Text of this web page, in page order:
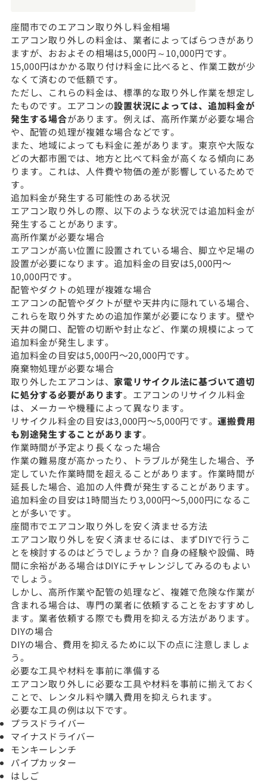
座間市でのエアコン取り外し料金相場
エアコン取り外しの料金は、業者によってばらつきがあり
ますが、おおよその相場は5,000円～10,000円です。
15,000円はかかる取り付け料金に比べると、作業工数が少
なくて済むので低額です。
ただし、これらの料金は、標準的な取り外し作業を想定し
たものです。エアコンの設置状況によっては、追加料金が
発生する場合があります。例えば、高所作業が必要な場合
や、配管の処理が複雑な場合などです。
また、地域によっても料金に差があります。東京や大阪な
どの大都市圏では、地方と比べて料金が高くなる傾向にあ
ります。これは、人件費や物価の差が影響しているためで
す。
追加料金が発生する可能性のある状況
エアコン取り外しの際、以下のような状況では追加料金が
発生することがあります。
高所作業が必要な場合
エアコンが高い位置に設置されている場合、脚立や足場の
設置が必要になります。追加料金の目安は5,000円〜
10,000円です。
配管やダクトの処理が複雑な場合
エアコンの配管やダクトが壁や天井内に隠れている場合、
これらを取り外すための追加作業が必要になります。壁や
天井の開口、配管の切断や封止など、作業の規模によって
追加料金が発生します。
追加料金の目安は5,000円〜20,000円です。
廃棄物処理が必要な場合
取り外したエアコンは、 家電リサイクル法に基づいて適切
に処分する必要があります。エアコンのリサイクル料金
は、メーカーや機種によって異なります。
リサイクル料金の目安は3,000円〜5,000円です。運搬費用
も別途発生することがあります。
作業時間が予定より長くなった場合
作業の難易度が高かったり、トラブルが発生した場合、予
定していた作業時間を超えることがあります。作業時間が
延長した場合、追加の人件費が発生することがあります。
追加料金の目安は1時間当たり3,000円〜5,000円になるこ
とが多いです。
座間市でエアコン取り外しを安く済ませる方法
エアコン取り外しを安く済ませるには、まずDIYで行うこ
とを検討するのはどうでしょうか？自身の経験や設備、時
間に余裕がある場合はDIYにチャレンジしてみるのもよい
でしょう。
しかし、高所作業や配管の処理など、複雑で危険な作業が
含まれる場合は、専門の業者に依頼することをおすすめし
ます。業者依頼する際でも費用を抑える方法があります。
DIYの場合
DIYの場合、費用を抑えるために以下の点に注意しましょ
う。
必要な工具や材料を事前に準備する
エアコン取り外しに必要な工具や材料を事前に揃えておく
ことで、レンタル料や購入費用を抑えられます。
必要な工具の例は以下です。
プラスドライバー
マイナスドライバー
モンキーレンチ
パイプカッター
はしご